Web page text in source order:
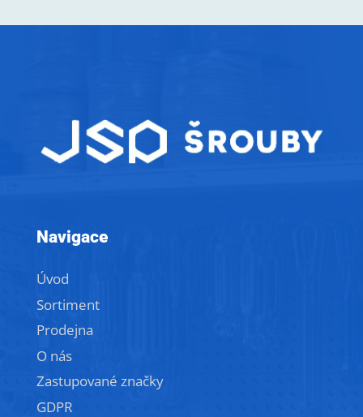
Navigace
Úvod
Sortiment
Prodejna
O nás
Zastupované značky
GDPR